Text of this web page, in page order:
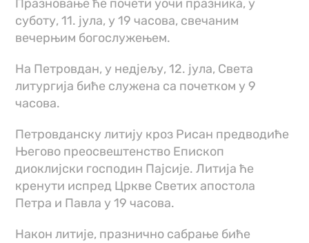
Празновање ће почети уочи празника, у
суботу, 11. јула, у 19 часова, свечаним
вечерњим богослужењем.
На Петровдан, у недјељу, 12. јула, Света
литургија биће служена са почетком у 9
часова.
Петровданску литију кроз Рисан предводиће
Његово преосвештенство Епископ
диоклијски господин Пајсије. Литија ће
кренути испред Цркве Светих апостола
Петра и Павла у 19 часова.
Након литије, празнично сабрање биће